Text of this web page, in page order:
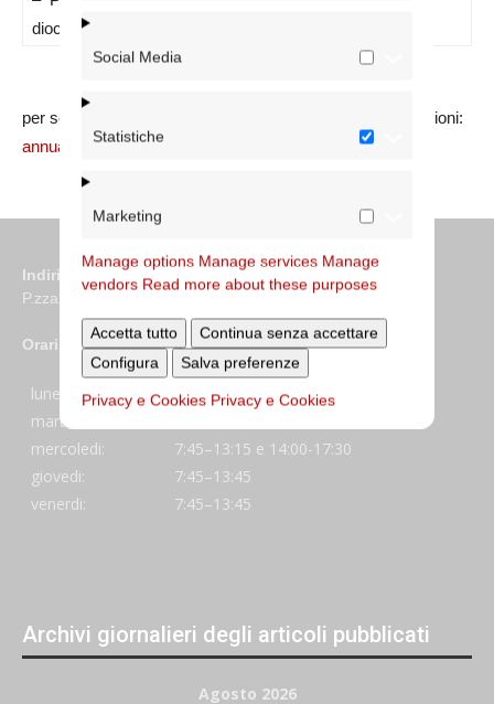
Social Media
Statistiche
Marketing
Manage options Manage services Manage
vendors Read more about these purposes
Accetta tutto
Continua senza accettare
Configura
Salva preferenze
Privacy e Cookies Privacy e Cookies
diocesana
per segnalare errori sui dati e/o integrare ulteriori informazioni:
annuario@diocesidiroma.it
Indirizzo
P.zza S. Giovanni in Laterano 6 00184 Roma
Orari
lunedi:
7:45–13:45
martedi:
mercoledi:
7:45–13:15 e 14:00-17:30
giovedi:
7:45–13:45
venerdi:
7:45–13:45
Archivi giornalieri degli articoli pubblicati
Agosto 2026